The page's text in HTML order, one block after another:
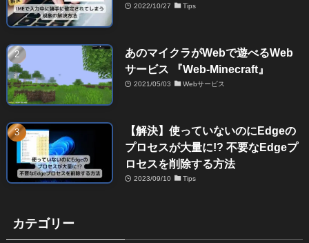
2022/10/27 Tips
あのマイクラがWebで遊べるWeb
サービス 『Web-Minecraft』
2021/05/03 Webサービス
【解決】使っていないのにEdgeの
プロセスが大量に!? 不要なEdgeプ
ロセスを削除する方法
2023/09/10 Tips
カテゴリー